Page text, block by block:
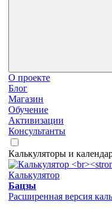
О проекте
Блог
Магазин
Обучение
Активизации
Консультанты
Калькуляторы и
Калькулятор
Бацзы
Расширенная версия